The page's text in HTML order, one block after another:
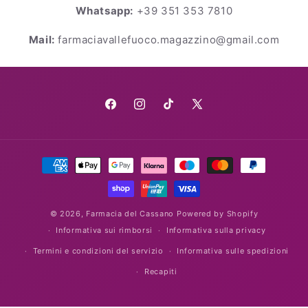
Whatsapp: +39 351 353 7810
Mail: farmaciavallefuoco.magazzino@gmail.com
FacebookInstagramTikTokX
Metodi
© 2026, Farmacia del Cassano Powered by Shopify
Informativa sui rimborsi
Informativa sulla privacy
Termini e condizioni del servizio Informativa sulle spedizioni
Recapiti